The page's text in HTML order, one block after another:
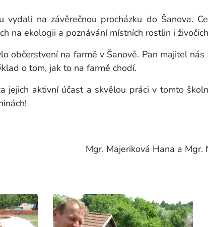
na závěrečnou procházku do Šanova.
na ekologii a poznávání místních rostlin i
občerstvení na farmě v Šanově. Pan majitel nás
o tom, jak to na farmě chodí.
jejich aktivní účast a skvělou práci v tomto
Hana a Mgr.